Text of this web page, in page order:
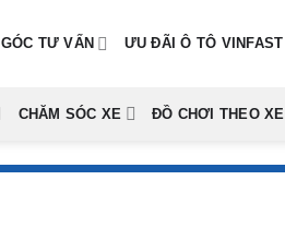
GÓC TƯ VẤN ƯU ĐÃI Ô TÔ VINFAST
CHĂM SÓC XE ĐỒ CHƠI THEO XE